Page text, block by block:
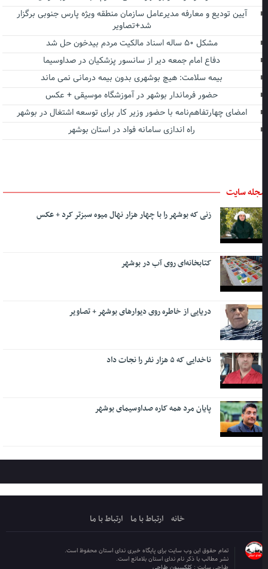
آیین تودیع و معارفه مدیرعامل سازمان منطقه ویژه پارس جنوبی برگزار
شد+تصاویر
مشکل ۵۰ ساله اسناد مالکیت مردم بیدخون حل شد
دفاع امام جمعه دیر از سانسور پزشکیان در صداوسیما
بیمه سلامت: هیچ بوشهری بدون بیمه درمانی نمی ماند
حضور فرماندار بوشهر در آموزشگاه موسیقی + عکس
امضای چهارتفاهم‌نامه با حضور وزیر کار برای توسعه اشتغال در بوشهر
راه اندازی سامانه فواد در استان بوشهر
سایت
زنی که بوشهر را با چهار هزار نهال میوه سبزتر کرد + عکس
کتابخانه‌ای روی آب در بوشهر
دریایی از خاطره روی دیوارهای بوشهر + تصاویر
ناخدایی که ۵ هزار نفر را نجات داد
پایان مرد همه کاره صداوسیمای بوشهر
خانه ارتباط با ما ارتباط با ما
تمام حقوق این وب سایت برای پایگاه خبری ندای استان محفوظ است.
نشر مطالب با ذکر نام ندای استان بلامانع است.